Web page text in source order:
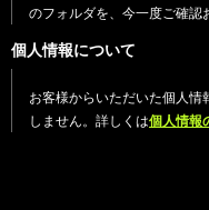
のフォルダを、今一度ご確認
個人情報について
お客様からいただいた個人
しません。詳しくは個人情報